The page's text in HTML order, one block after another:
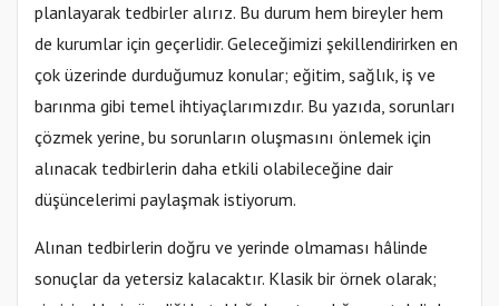
planlayarak tedbirler alırız. Bu durum hem bireyler hem
de kurumlar için geçerlidir. Geleceğimizi şekillendirirken en
çok üzerinde durduğumuz konular; eğitim, sağlık, iş ve
barınma gibi temel ihtiyaçlarımızdır. Bu yazıda, sorunları
çözmek yerine, bu sorunların oluşmasını önlemek için
alınacak tedbirlerin daha etkili olabileceğine dair
düşüncelerimi paylaşmak istiyorum.
Alınan tedbirlerin doğru ve yerinde olmaması hâlinde
sonuçlar da yetersiz kalacaktır. Klasik bir örnek olarak;